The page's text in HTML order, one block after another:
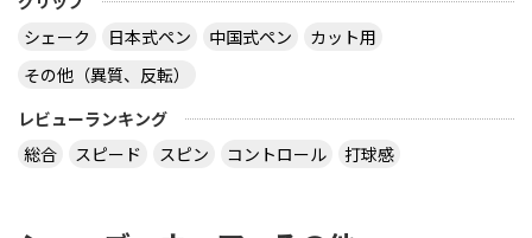
シェーク
日本式ペン 中国式ペン
カット用
その他（異質、反転）
レビューランキング
総合
スピード スピン コントロール 打球感